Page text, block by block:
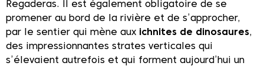
Regaderas. Il est également obligatoire de se
promener au bord de la rivière et de s’approcher,
par le sentier qui mène aux
ichnites de dinosaures,
des impressionnantes strates verticales qui
s’élevaient autrefois et qui forment aujourd’hui un